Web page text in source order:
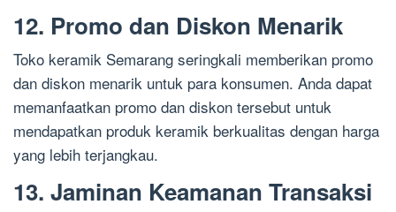
12. Promo dan Diskon Menarik
Toko keramik Semarang seringkali memberikan promo
dan diskon menarik untuk para konsumen. Anda dapat
memanfaatkan promo dan diskon tersebut untuk
mendapatkan produk keramik berkualitas dengan harga
yang lebih terjangkau.
13. Jaminan Keamanan Transaksi